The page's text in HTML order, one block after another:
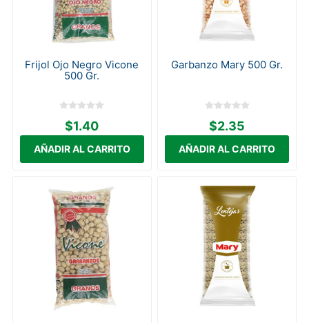
Frijol Ojo Negro Vicone
500 Gr.
$1.40
Garbanzo Mary 500 Gr.
$2.35